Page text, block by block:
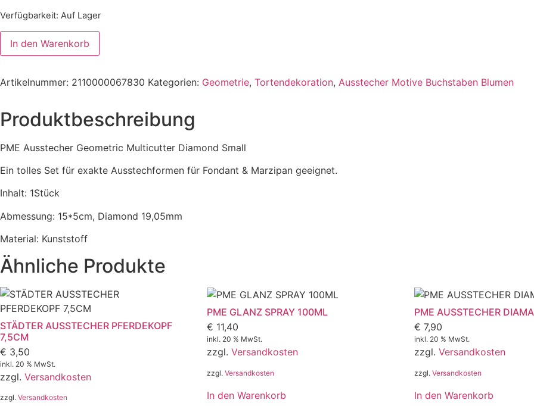
Verfügbarkeit: Auf Lager
In den Warenkorb
Artikelnummer: 2110000067830 Kategorien: Geometrie, Tortendekoration, Ausstecher Motive Buchstaben Blumen
Produktbeschreibung
PME Ausstecher Geometric Multicutter Diamond Small
Ein tolles Set für exakte Ausstechformen für Fondant & Marzipan geeignet.
Inhalt: 1Stück
Abmessung: 15*5cm, Diamond 19,05mm
Material: Kunststoff
Ähnliche Produkte
STÄDTER AUSSTECHER PFERDEKOPF
7,5CM
€ 3,50
inkl. 20 % MwSt.
zzgl. Versandkosten
zzgl. Versandkosten
PME GLANZ SPRAY 100ML
€ 11,40
inkl. 20 % MwSt.
zzgl.Versandkosten
zzgl.Versandkosten
In den Warenkorb
PME AUSSTECHER
€ 7,90
inkl. 20 % MwSt.
zzgl. Versandkosten
zzgl. Versandkosten
In den Warenkorb